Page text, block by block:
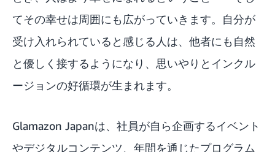
てその幸せは周囲にも広がっていきます。自分が
受け入れられていると感じる人は、他者にも自然
と優しく接するようになり、思いやりとインクル
ージョンの好循環が生まれます。
Glamazon Japanは、社員が自ら企画するイベント
やデジタルコンテンツ、年間を通じたプログラム